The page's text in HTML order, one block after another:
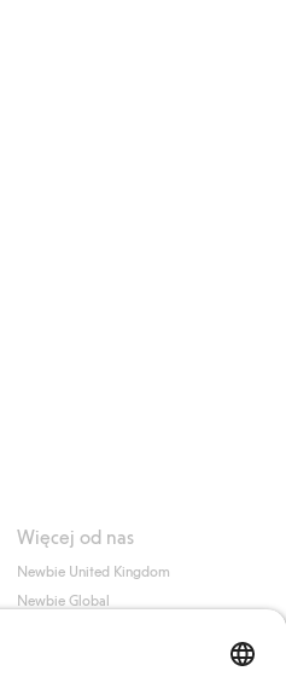
Więcej od nas
Newbie United Kingdom
Newbie Global